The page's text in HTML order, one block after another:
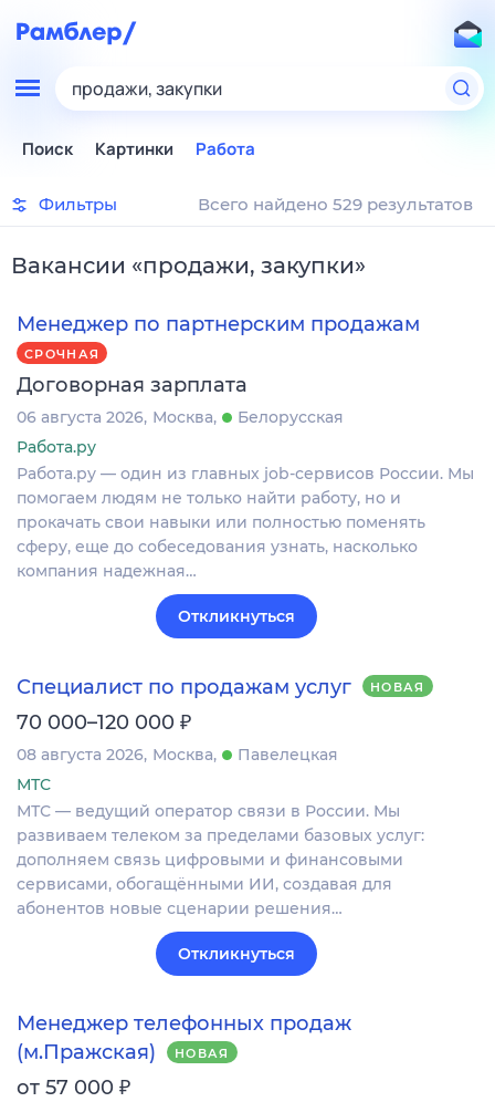
продажи, закупки
Поиск Картинки Работа
Фильтры Всего найдено 529 результатов
Вакансии «продажи, закупки»
Менеджер по партнерским продажам
СРОЧНАЯ
Договорная зарплата
06 августа 2026 Москва
Белорусская
Работа.ру
Работа.ру — один из главных job-сервисов России. Мы
помогаем людям не только найти работу, но и
прокачать свои навыки или полностью поменять
сферу, еще до собеседования узнать, насколько
компания надежная…
Откликнуться
Специалист по продажам услуг НОВАЯ
70 000–120 000 ₽
08 августа 2026 Москва
Павелецкая
МТС
МТС — ведущий оператор связи в России. Мы
развиваем телеком за пределами базовых услуг:
дополняем связь цифровыми и финансовыми
сервисами, обогащёнными ИИ, создавая для
абонентов новые сценарии решения…
Откликнуться
Менеджер телефонных продаж
(м.Пражская)
НОВАЯ
от 57 000 ₽